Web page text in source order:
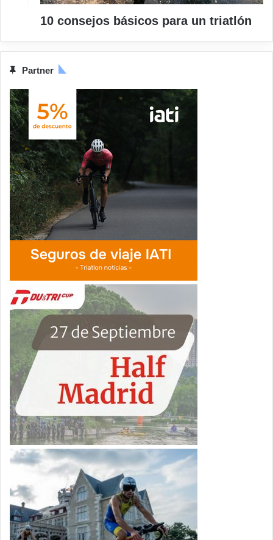
10 consejos básicos para un triatlón
Partner